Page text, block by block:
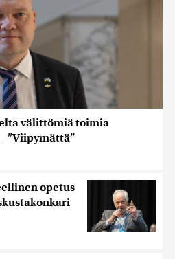
välittömiä toimia
”Viipymättä”
opetus